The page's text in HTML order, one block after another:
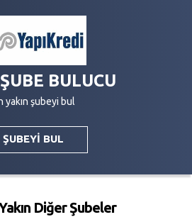
BULUCU
yakın şubeyi bul
ŞUBEYİ BUL
Diğer Şubeler